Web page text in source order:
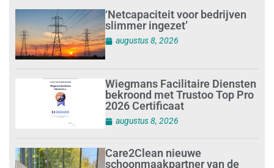
‘Netcapaciteit voor bedrijven
slimmer ingezet’
augustus 8, 2026
Wiegmans Facilitaire Diensten
bekroond met Trustoo Top Pro
2026 Certificaat
augustus 8, 2026
Care2Clean nieuwe
schoonmaakpartner van de